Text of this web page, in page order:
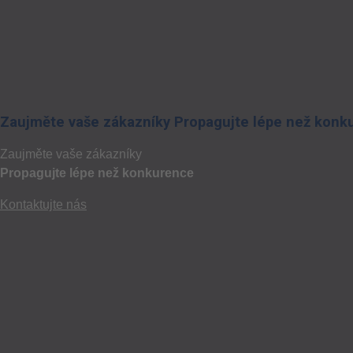
Zaujměte vaše zákazníky Propagujte lépe než
Zaujměte vaše zákazníky
Propagujte lépe než konkurence
Kontaktujte nás